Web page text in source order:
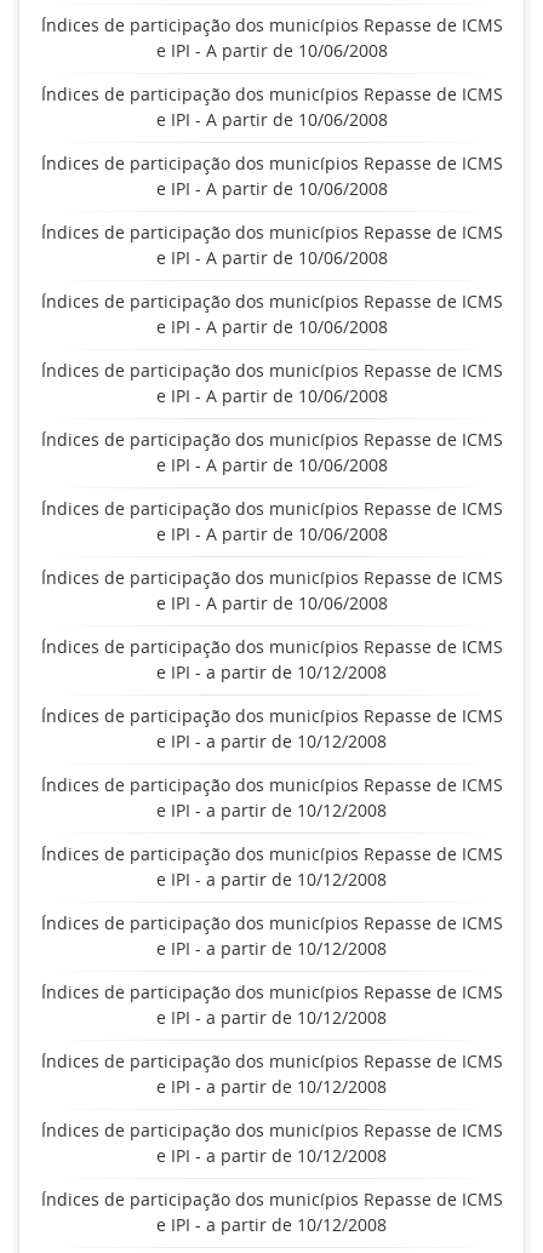
Índices de participação dos municípios Repasse de ICMS
e IPI - A partir de 10/06/2008
Índices de participação dos municípios Repasse de ICMS
e IPI - A partir de 10/06/2008
Índices de participação dos municípios Repasse de ICMS
e IPI - A partir de 10/06/2008
Índices de participação dos municípios Repasse de ICMS
e IPI - A partir de 10/06/2008
Índices de participação dos municípios Repasse de ICMS
e IPI - A partir de 10/06/2008
Índices de participação dos municípios Repasse de ICMS
e IPI - A partir de 10/06/2008
Índices de participação dos municípios Repasse de ICMS
e IPI - A partir de 10/06/2008
Índices de participação dos municípios Repasse de ICMS
e IPI - A partir de 10/06/2008
Índices de participação dos municípios Repasse de ICMS
e IPI - A partir de 10/06/2008
Índices de participação dos municípios Repasse de ICMS
e IPI - a partir de 10/12/2008
Índices de participação dos municípios Repasse de ICMS
e IPI - a partir de 10/12/2008
Índices de participação dos municípios Repasse de ICMS
e IPI - a partir de 10/12/2008
Índices de participação dos municípios Repasse de ICMS
e IPI - a partir de 10/12/2008
Índices de participação dos municípios Repasse de ICMS
e IPI - a partir de 10/12/2008
Índices de participação dos municípios Repasse de ICMS
e IPI - a partir de 10/12/2008
Índices de participação dos municípios Repasse de ICMS
e IPI - a partir de 10/12/2008
Índices de participação dos municípios Repasse de ICMS
e IPI - a partir de 10/12/2008
Índices de participação dos municípios Repasse de ICMS
e IPI - a partir de 10/12/2008